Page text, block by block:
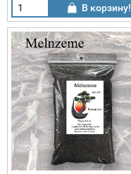
В корзину!